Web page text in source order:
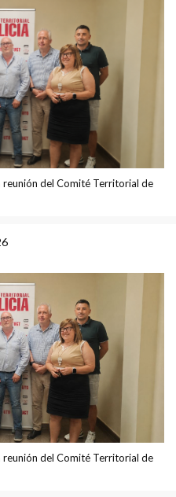
reunión del Comité Territorial de
reunión del Comité Territorial de